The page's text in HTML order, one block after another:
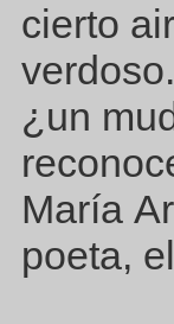
cierto
¿un
María
poeta,